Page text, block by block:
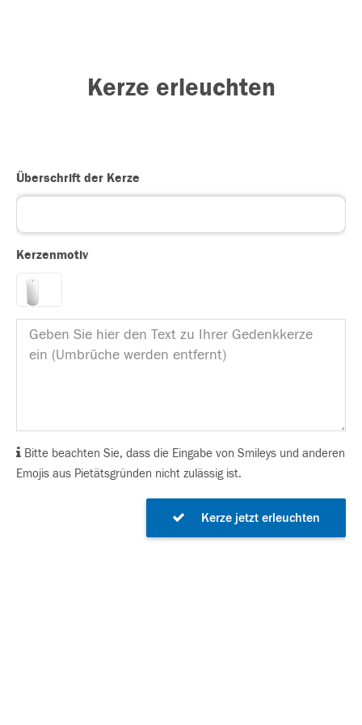
Kerze erleuchten
Überschrift der Kerze
Kerzenmotiv
Bitte beachten Sie, dass die Eingabe von Smileys und anderen
Emojis aus Pietätsgründen nicht zulässig ist.
Kerze jetzt erleuchten